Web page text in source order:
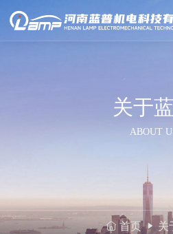
关于
ABOUT
首页 关